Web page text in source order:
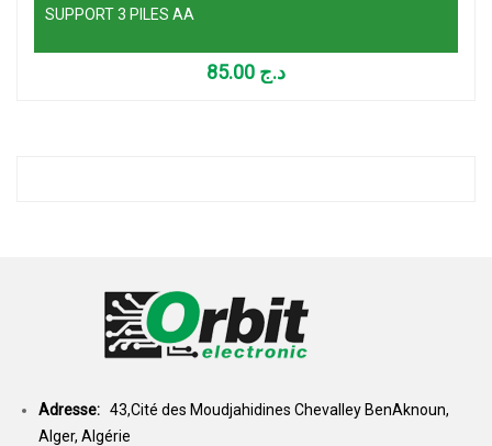
SUPPORT 3 PILES AA
د.ج
Adresse: 43,Cité des Moudjahidines Chevalley BenAknoun,
Alger, Algérie